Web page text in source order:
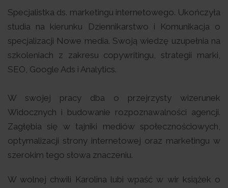
Specjalistka ds. marketingu internetowego. Ukończyła
studia na kierunku Dziennikarstwo i Komunikacja o
specjalizacji Nowe media. Swoją wiedzę uzupełnia na
szkoleniach z zakresu copywritingu, strategii marki,
SEO, Google Ads i Analytics.
W swojej pracy dba o przejrzysty wizerunek
Widocznych i budowanie rozpoznawalności agencji.
Zagłębia się w tajniki mediów społecznościowych,
optymalizacji strony internetowej oraz marketingu w
szerokim tego słowa znaczeniu.
W wolnej chwili Karolina lubi wpaść w wir książek o